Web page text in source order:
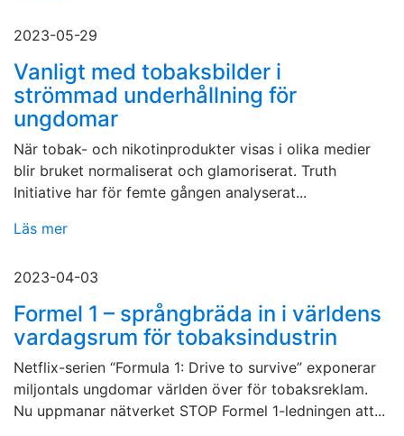
2023-05-29
Vanligt med tobaksbilder i
strömmad underhållning för
ungdomar
När tobak- och nikotinprodukter visas i olika medier
blir bruket normaliserat och glamoriserat. Truth
Initiative har för femte gången analyserat...
Läs mer
2023-04-03
Formel 1 – språngbräda in i världens
vardagsrum för tobaksindustrin
Netflix-serien “Formula 1: Drive to survive” exponerar
miljontals ungdomar världen över för tobaksreklam.
Nu uppmanar nätverket STOP Formel 1-ledningen att...